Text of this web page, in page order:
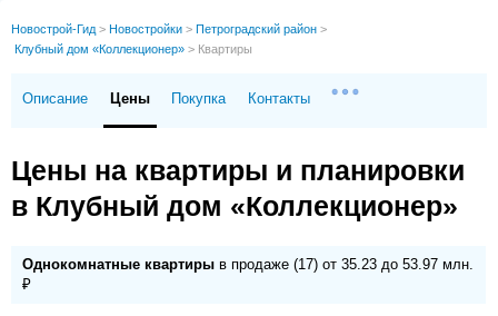
Новострой-Гид > Новостройки > Петроградский район >
Клубный дом «Коллекционер» > Квартиры
Описание Цены Покупка Контакты
Цены на квартиры и планировки
в Клубный дом «Коллекционер»
Однокомнатные квартиры в продаже (17) от 35.23 до 53.97 млн.
₽